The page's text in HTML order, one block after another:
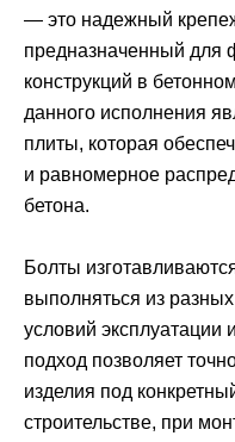
— это надежный
предназначенный для
конструкций в
данного исполнения
плиты, которая
и равномерное
бетона.
Болты
выполняться из
условий эксплуатации
подход позволяет
изделия под
строительстве, при